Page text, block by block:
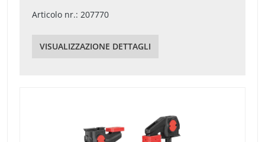
Articolo nr.: 207770
VISUALIZZAZIONE DETTAGLI